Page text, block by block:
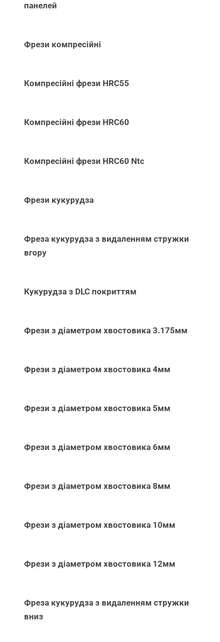
панелей
Фрези компресійні
Компресійні фрези HRC55
Компресійні фрези HRC60
Компресійні фрези HRC60 Ntc
Фрези кукурудза
Фреза кукурудза з видаленням стружки
вгору
Кукурудза з DLC покриттям
Фрези з діаметром хвостовика 3.175мм
Фрези з діаметром хвостовика 4мм
Фрези з діаметром хвостовика 5мм
Фрези з діаметром хвостовика 6мм
Фрези з діаметром хвостовика 8мм
Фрези з діаметром хвостовика 10мм
Фрези з діаметром хвостовика 12мм
Фреза кукурудза з видаленням стружки
вниз